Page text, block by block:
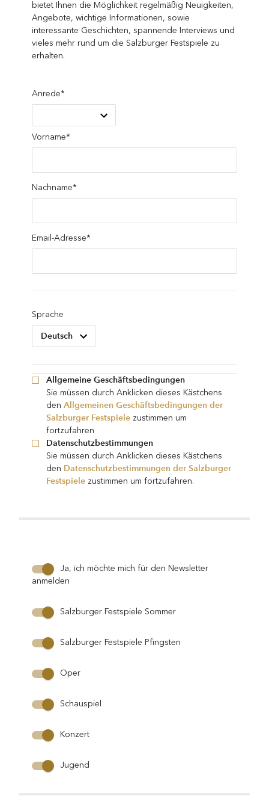
Abonnements
Karteninformation
Gutscheine
bietet Ihnen die Möglichkeit regelmäßig Neuigkeiten,
Angebote, wichtige Informationen, sowie
interessante Geschichten, spannende Interviews und
vieles mehr rund um die Salzburger Festspiele zu
erhalten.
Anrede*
Vorname*
Nachname*
Email-Adresse*
Sprache
Allgemeine Geschäftsbedingungen
Sie müssen durch Anklicken dieses Kästchens
denAllgemeinen Geschäftsbedingungen der
Salzburger Festspiele zustimmen um
fortzufahren
Datenschutzbestimmungen
Sie müssen durch Anklicken dieses Kästchens
den Datenschutzbestimmungen der Salzburger
Festspiele zustimmen um fortzufahren.
Ja, ich möchte mich für den Newsletter
anmelden
Salzburger Festspiele Sommer
Salzburger Festspiele Pfingsten
Oper
Schauspiel
Konzert
Jugend